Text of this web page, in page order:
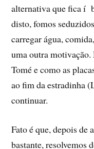
alternativa que fica í
disto, fomos
carregar água,
uma outra motivação.
Tomé e como as
ao fim da estradinha
continuar.
Fato é que, depois de
bastante, resolvemos